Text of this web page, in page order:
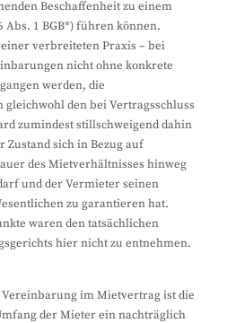
Beschaffenheit zu einem
Abs. 1 BGB*) führen können.
verbreiteten Praxis – bei
nicht ohne konkrete
werden, die
den bei Vertragsschluss
zumindest stillschweigend dahin
Zustand sich in Bezug auf
des Mietverhältnisses hinweg
und der Vermieter seinen
zu garantieren hat.
waren den tatsächlichen
hier nicht zu entnehmen.
im Mietvertrag ist die
der Mieter ein nachträglich